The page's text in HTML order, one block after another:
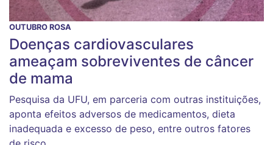
OUTUBRO ROSA
Doenças cardiovasculares
ameaçam sobreviventes de câncer
de mama
Pesquisa da UFU, em parceria com outras instituições,
aponta efeitos adversos de medicamentos, dieta
inadequada e excesso de peso, entre outros fatores